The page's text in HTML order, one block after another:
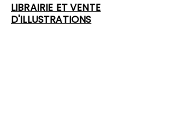
LIBRAIRIE ET VENTE
D'ILLUSTRATIONS